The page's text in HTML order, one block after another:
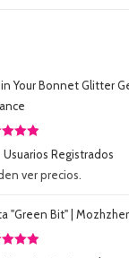
Your Bonnet Glitter
Usuarios Registrados
ver precios.
"Green Bit" |